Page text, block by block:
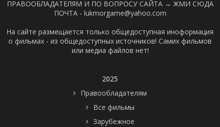
ПРАВООБЛАДАТЕЛЯМ И ПО ВОПРОСУ САЙТА → ЖМИ СЮДА
ПОЧТА - lukmorgame@yahoo.com
На сайте размещается только общедоступная иноформация
о фильмах - из общедоступных источников! Самих фильмов
или медиа файлов нет!
2025
Правообладателям
Все фильмы
Зарубежное